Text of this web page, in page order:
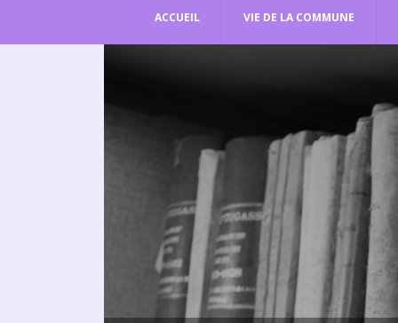
ACCUEIL VIE DE LA COMMUNE